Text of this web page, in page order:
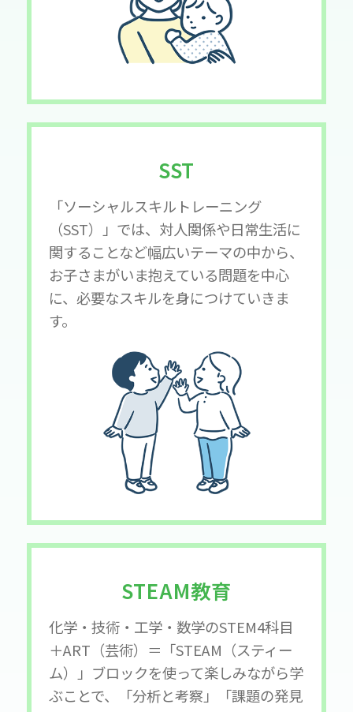
SST
「ソーシャルスキルトレーニング
（SST）」では、対人関係や日常生活に
関することなど幅広いテーマの中から、
お子さまがいま抱えている問題を中心
に、必要なスキルを身につけていきま
す。
STEAM教育
化学・技術・工学・数学のSTEM4科目
＋ART（芸術）＝「STEAM（スティー
ム）」ブロックを使って楽しみながら学
ぶことで、「分析と考察」「課題の発見